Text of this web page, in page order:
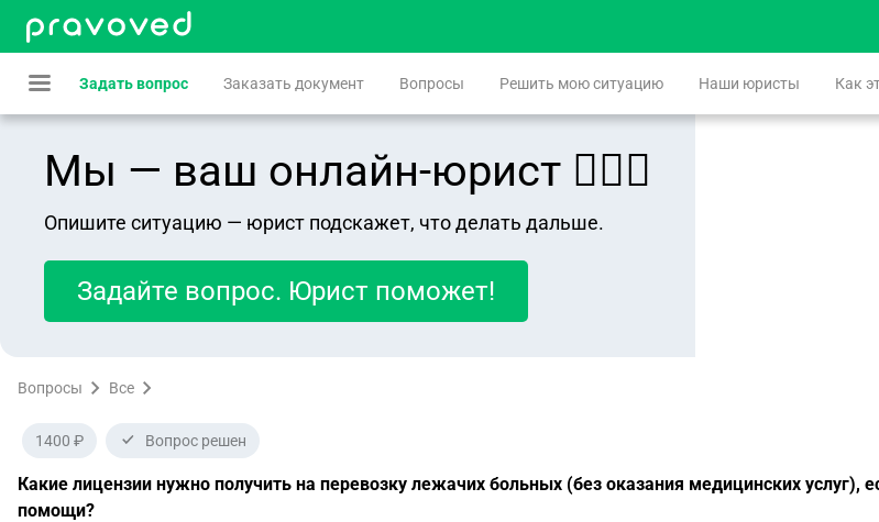
Задать вопрос Заказать документ Вопросы Решить мою ситуацию Наши юристы Как
Мы — ваш онлайн-юрист 👨🏻‍⚖️
Опишите ситуацию — юрист подскажет, что делать дальше.
Задайте вопрос. Юрист поможет!
Вопросы Все
1400 ₽ Вопрос решен
Какие лицензии нужно получить на перевозку лежачих больных (без оказания медицинских услуг),
помощи?